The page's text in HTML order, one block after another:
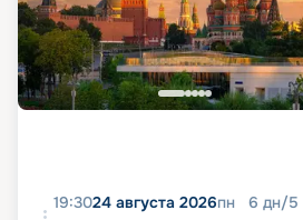
19:3024 августа 2026пн 6 дн/5